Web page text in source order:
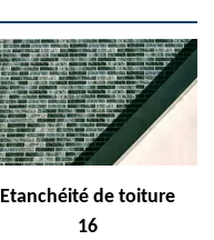
Etanchéité de toiture
16